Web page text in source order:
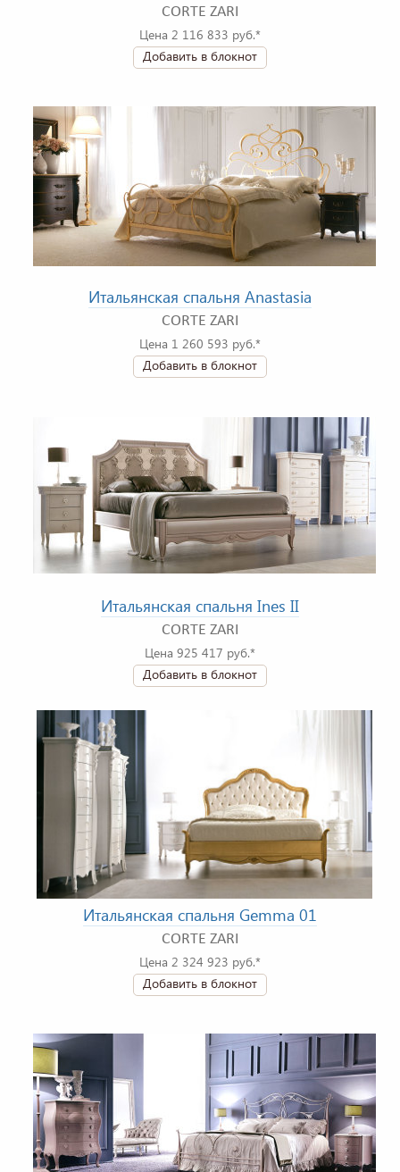
CORTE ZARI
Цена 2 116 833 руб.*
Добавить в блокнот
Итальянская спальня Anastasia
CORTE ZARI
Цена 1 260 593 руб.*
Добавить в блокнот
Итальянская спальня Ines II
CORTE ZARI
Цена 925 417 руб.*
Добавить в блокнот
Итальянская спальня Gemma 01
CORTE ZARI
Цена 2 324 923 руб.*
Добавить в блокнот